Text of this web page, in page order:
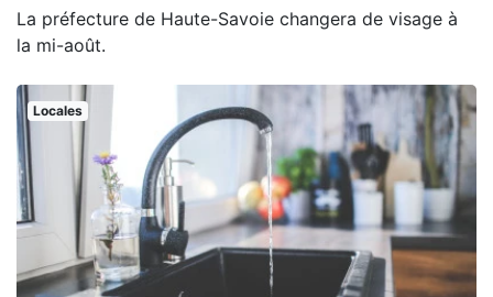
La préfecture de Haute-Savoie changera de visage à
la mi-août.
Locales